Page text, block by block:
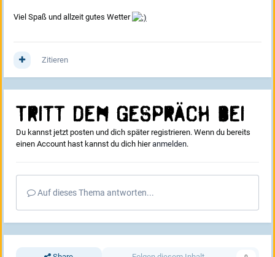
Viel Spaß und allzeit gutes Wetter
Zitieren
Tritt dem Gespräch bei
Du kannst jetzt posten und dich später registrieren. Wenn du bereits
einen Account hast kannst du dich hieranmelden.
Auf dieses Thema antworten...